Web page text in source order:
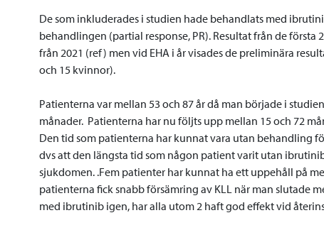
De som inkluderades i studien hade behandlats med
behandlingen (partial response, PR). Resultat från de
från 2021 (ref) men vid EHA i år visades de preliminära
och 15 kvinnor).
Patienterna var mellan 53 och 87 år då man började i
månader. Patienterna har nu följts upp mellan 15 och 72
Den tid som patienterna har kunnat vara utan behandling
dvs att den längsta tid som någon patient varit utan
sjukdomen. .Fem patienter har kunnat ha ett uppehåll på
patienterna fick snabb försämring av KLL när man slutade
med ibrutinib igen, har alla utom 2 haft god effekt vid